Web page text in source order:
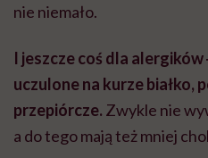
nie niemało.
I jeszcze coś dla
uczulone na kurze białko,
przepiórcze. Zwykle nie
a do tego mają też mniej